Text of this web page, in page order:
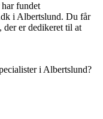
fundet
i Albertslund. Du får
er dedikeret til at
i Albertslund?